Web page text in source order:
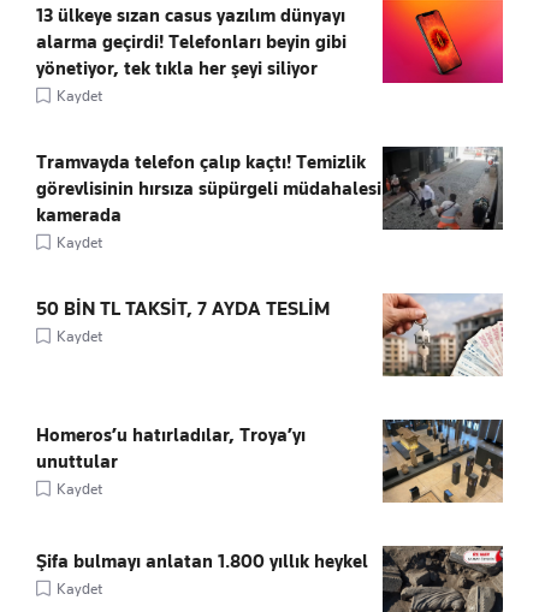
13 ülkeye sızan casus yazılım dünyayı
alarma geçirdi! Telefonları beyin gibi
yönetiyor, tek tıkla her şeyi siliyor
Kaydet
Tramvayda telefon çalıp kaçtı! Temizlik
görevlisinin hırsıza süpürgeli müdahalesi
kamerada
Kaydet
50 BİN TL TAKSİT, 7 AYDA TESLİM
Kaydet
Homeros’u hatırladılar, Troya’yı
unuttular
Kaydet
Şifa bulmayı anlatan 1.800 yıllık heykel
Kaydet